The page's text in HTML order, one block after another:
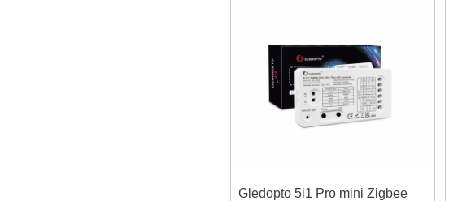
Gledopto 5i1 Pro mini Zigbee